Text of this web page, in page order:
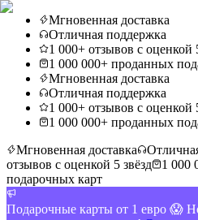
Мгновенная доставка
Отличная поддержка
1 000+ отзывов с оценкой
1 000 000+ проданных
Мгновенная доставка
Отличная поддержка
1 000+ отзывов с оценкой
1 000 000+ проданных
Мгновенная доставка
отзывов с оценкой 5 звёзд
1 000
подарочных карт
Подарочные карты от 1 евро 😱